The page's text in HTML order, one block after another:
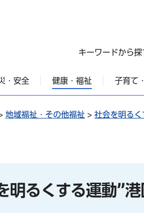
キーワードから探
・安全 健康・福祉 子育て
地域福祉・その他福祉 > 社会を明る
明るくする運動”